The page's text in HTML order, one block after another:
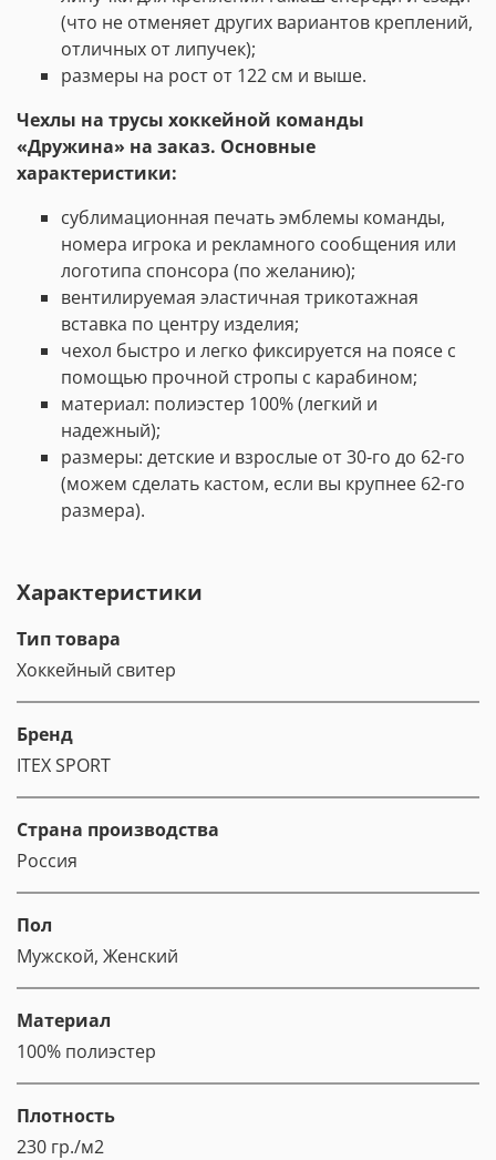
(что не отменяет других вариантов креплений,
отличных от липучек);
размеры на рост от 122 см и выше.
Чехлы на трусы хоккейной команды
«Дружина» на заказ. Основные
характеристики:
сублимационная печать эмблемы команды,
номера игрока и рекламного сообщения или
логотипа спонсора (по желанию);
вентилируемая эластичная трикотажная
вставка по центру изделия;
чехол быстро и легко фиксируется на поясе с
помощью прочной стропы с карабином;
материал: полиэстер 100% (легкий и
надежный);
размеры: детские и взрослые от 30-го до 62-го
(можем сделать кастом, если вы крупнее 62-го
размера).
Характеристики
Тип товара
Хоккейный свитер
Бренд
ITEX SPORT
Страна производства
Россия
Пол
Мужской, Женский
Материал
100% полиэстер
Плотность
230 гр./м2